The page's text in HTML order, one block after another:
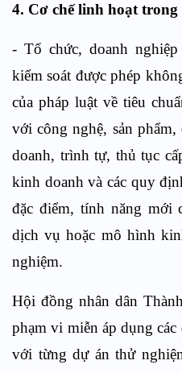
4. Cơ chế linh hoạt
- Tổ chức, doanh
kiểm soát được phép
của pháp luật về tiêu
với công nghệ, sản
doanh, trình tự, thủ tục
kinh doanh và các quy
đặc điểm, tính năng mới
dịch vụ hoặc mô hình
nghiệm.
Hội đồng nhân dân
phạm vi miễn áp dụng
với từng dự án thử